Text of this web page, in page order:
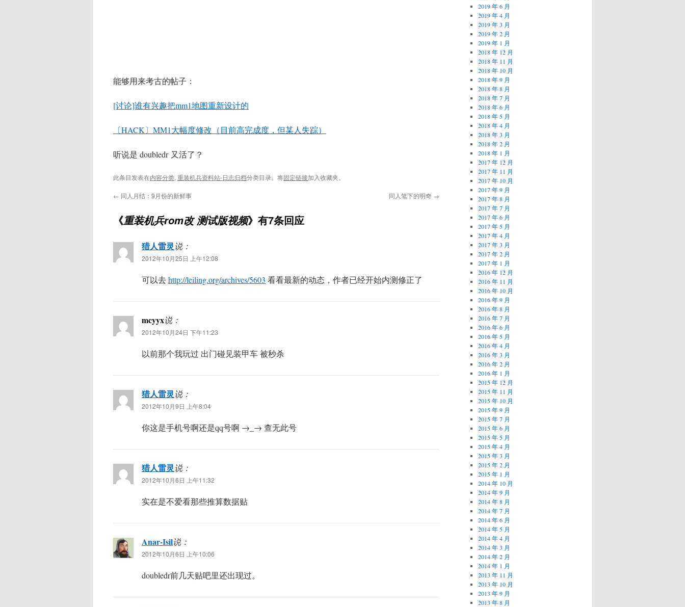
能够用来考古的帖子：
[讨论]谁有兴趣把mm1地图重新设计的
〔HACK〕MM1大幅度修改（目前高完成度，但某人失踪）
听说是 doubledr 又活了？
此条目发表在内容分类, 重装机兵资料站-日志归档分类目录。将固定链接加入收藏夹。
← 同人月结：9月份的新鲜事 同人笔下的明奇 →
《重装机兵rom改 测试版视频》有7条回应
猎人雷灵说：
2012年10月25日 上午12:08
可以去http://leiling.org/archives/5603 看看最新的动态，作者已经开始内测修正了
mcyyx说：
2012年10月24日 下午11:23
以前那个我玩过 出门碰见装甲车 被秒杀
猎人雷灵说：
2012年10月9日 上午8:04
你这是手机号啊还是qq号啊 →_→ 查无此号
猎人雷灵说：
2012年10月6日 上午11:32
实在是不爱看那些推算数据贴
Anar-Isil说：
2012年10月6日 上午10:06
doubledr前几天贴吧里还出现过。
2019 年 6 月
2019 年 4 月
2019 年 3 月
2019 年 2 月
2019 年 1 月
2018 年 12 月
2018 年 11 月
2018 年 10 月
2018 年 9 月
2018 年 8 月
2018 年 7 月
2018 年 6 月
2018 年 5 月
2018 年 4 月
2018 年 3 月
2018 年 2 月
2018 年 1 月
2017 年 12 月
2017 年 11 月
2017 年 10 月
2017 年 9 月
2017 年 8 月
2017 年 7 月
2017 年 6 月
2017 年 5 月
2017 年 4 月
2017 年 3 月
2017 年 2 月
2017 年 1 月
2016 年 12 月
2016 年 11 月
2016 年 10 月
2016 年 9 月
2016 年 8 月
2016 年 7 月
2016 年 6 月
2016 年 5 月
2016 年 4 月
2016 年 3 月
2016 年 2 月
2016 年 1 月
2015 年 12 月
2015 年 11 月
2015 年 10 月
2015 年 9 月
2015 年 7 月
2015 年 6 月
2015 年 5 月
2015 年 4 月
2015 年 3 月
2015 年 2 月
2015 年 1 月
2014 年 10 月
2014 年 9 月
2014 年 8 月
2014 年 7 月
2014 年 6 月
2014 年 5 月
2014 年 4 月
2014 年 3 月
2014 年 2 月
2014 年 1 月
2013 年 11 月
2013 年 10 月
2013 年 9 月
2013 年 8 月